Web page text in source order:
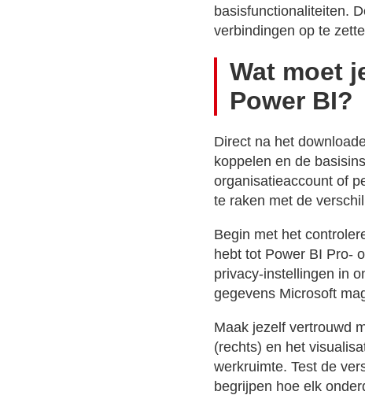
basisfunctionaliteiten.
verbindingen op te
Wat moet
Power BI?
Direct na het
koppelen en de
organisatieaccount of
te raken met de
Begin met het
hebt tot Power BI Pro-
privacy-instellingen in
gegevens Microsoft
Maak jezelf vertrouwd
(rechts) en het
werkruimte. Test de
begrijpen hoe elk